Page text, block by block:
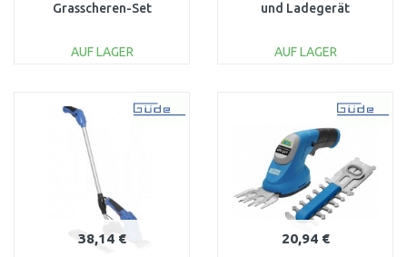
Grasscheren-Set
AUF LAGER
Vergleichen
und Ladegerät
AUF LAGER
Vergleichen
38,14 € 20,94 €